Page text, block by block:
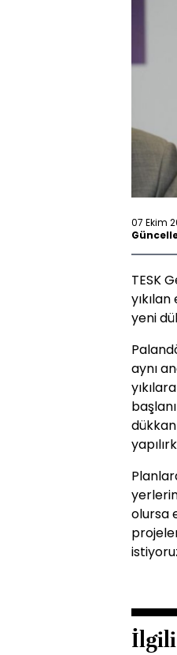
07 Ekim
TESK
yeni
aynı
olursa